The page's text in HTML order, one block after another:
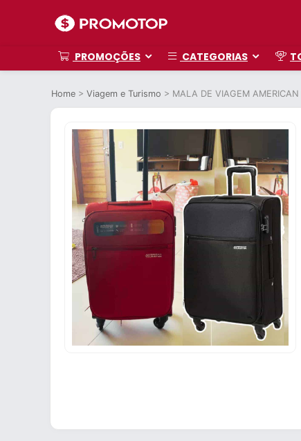
PROMOÇÕES CATEGORIAS
Home > Viagem e Turismo > MALA DE VIAGEM AMERICAN